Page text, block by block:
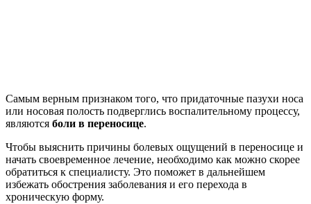
Самым верным признаком того, что придаточные пазухи носа
или носовая полость подверглись воспалительному процессу,
являются боли в переносице.
Чтобы выяснить причины болевых ощущений в переносице и
начать своевременное лечение, необходимо как можно скорее
обратиться к специалисту. Это поможет в дальнейшем
избежать обострения заболевания и его перехода в
хроническую форму.